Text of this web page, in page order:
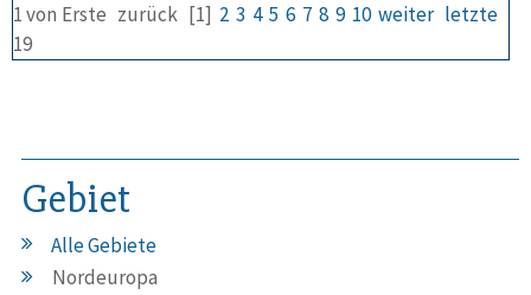
1 von
19
Erste zurück [1] 2 3 4 5 6 7 8 9 10 weiter letzte
Gebiet
Alle Gebiete
Nordeuropa